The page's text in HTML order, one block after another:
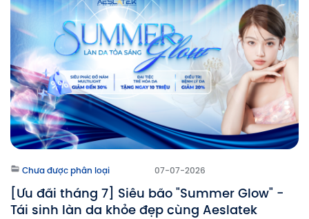
25%, đây là cơ hội […]
Chưa được phân loại 07-07-2026
[Ưu đãi tháng 7] Siêu bão "Summer Glow" -
Tái sinh làn da khỏe đẹp cùng Aeslatek